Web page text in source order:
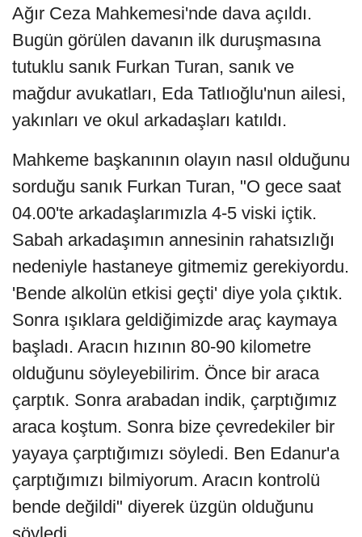
Ağır Ceza Mahkemesi'nde dava açıldı.
Bugün görülen davanın ilk duruşmasına
tutuklu sanık Furkan Turan, sanık ve
mağdur avukatları, Eda Tatlıoğlu'nun ailesi,
yakınları ve okul arkadaşları katıldı.
Mahkeme başkanının olayın nasıl olduğunu
sorduğu sanık Furkan Turan, "O gece saat
04.00'te arkadaşlarımızla 4-5 viski içtik.
Sabah arkadaşımın annesinin rahatsızlığı
nedeniyle hastaneye gitmemiz gerekiyordu.
'Bende alkolün etkisi geçti' diye yola çıktık.
Sonra ışıklara geldiğimizde araç kaymaya
başladı. Aracın hızının 80-90 kilometre
olduğunu söyleyebilirim. Önce bir araca
çarptık. Sonra arabadan indik, çarptığımız
araca koştum. Sonra bize çevredekiler bir
yayaya çarptığımızı söyledi. Ben Edanur'a
çarptığımızı bilmiyorum. Aracın kontrolü
bende değildi" diyerek üzgün olduğunu